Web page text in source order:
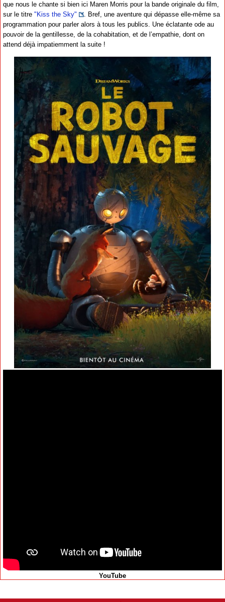
que nous le chante si bien ici Maren Morris pour la bande originale du film,
sur le titre "Kiss the Sky"
. Bref, une aventure qui dépasse elle-même sa
programmation pour parler alors à tous les publics. Une éclatante ode au
pouvoir de la gentillesse, de la cohabitation, et de l’empathie, dont on
attend déjà impatiemment la suite !
YouTube